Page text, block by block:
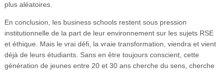
plus aléatoires.
En conclusion, les business schools restent sous pression
institutionnelle de la part de leur environnement sur les sujets RSE
et éthique. Mais le vrai défi, la vraie transformation, viendra et vient
déjà de leurs étudiants. Sans en être toujours conscient, cette
génération de jeunes entre 20 et 30 ans cherche du sens, cherche